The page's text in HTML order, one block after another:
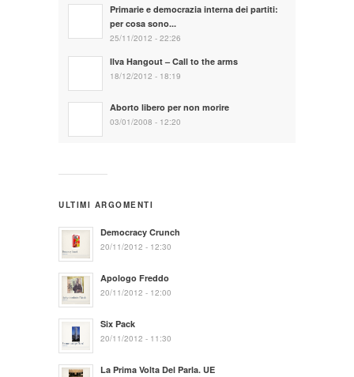
Primarie e democrazia interna dei partiti:
per cosa sono...
25/11/2012 - 22:26
Ilva Hangout – Call to the arms
18/12/2012 - 18:19
Aborto libero per non morire
03/01/2008 - 12:20
ULTIMI ARGOMENTI
Democracy Crunch
20/11/2012 - 12:30
Apologo Freddo
20/11/2012 - 12:00
Six Pack
20/11/2012 - 11:30
La Prima Volta Del Parla. UE